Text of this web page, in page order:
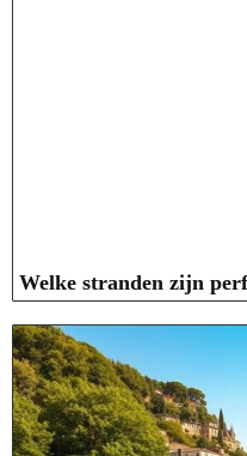
Welke stranden zijn